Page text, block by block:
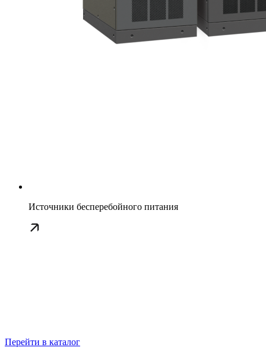
Источники бесперебойного питания
Перейти в каталог